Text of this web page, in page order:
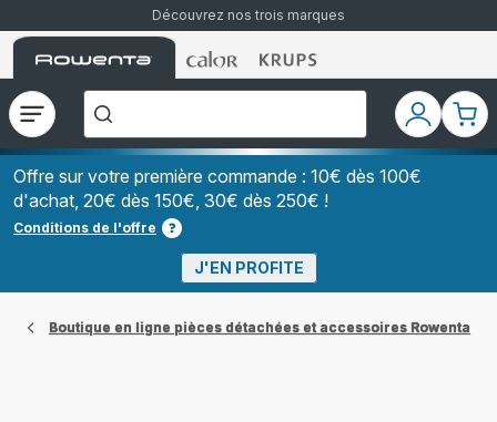
Découvrez nos trois marques
Accueil
Rowenta
Accueil
Rowenta
Accueil
Rowenta
Ouvrir
le
menu
recherchez-
vous
?","Aspirateurs
à
Grains","Centrales
Vapeurs","Sèche
Cheveux"]
Mon
compte
Mon
Offre sur votre première commande : 10€ dès 100€
d'achat, 20€ dès 150€, 30€ dès 250€ !
Conditions de l'offre
J'EN PROFITE
Boutique en ligne pièces détachées et accessoires Rowenta